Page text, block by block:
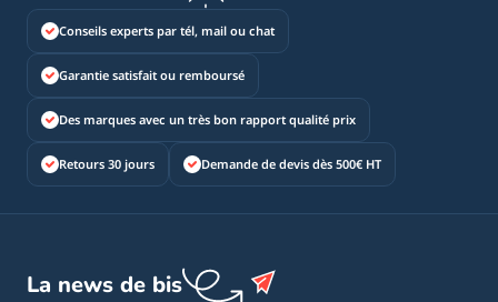
Conseils experts par tél, mail ou chat
Garantie satisfait ou remboursé
Des marques avec un très bon rapport qualité prix
Retours 30 jours Demande de devis dès 500€ HT
La news de bis